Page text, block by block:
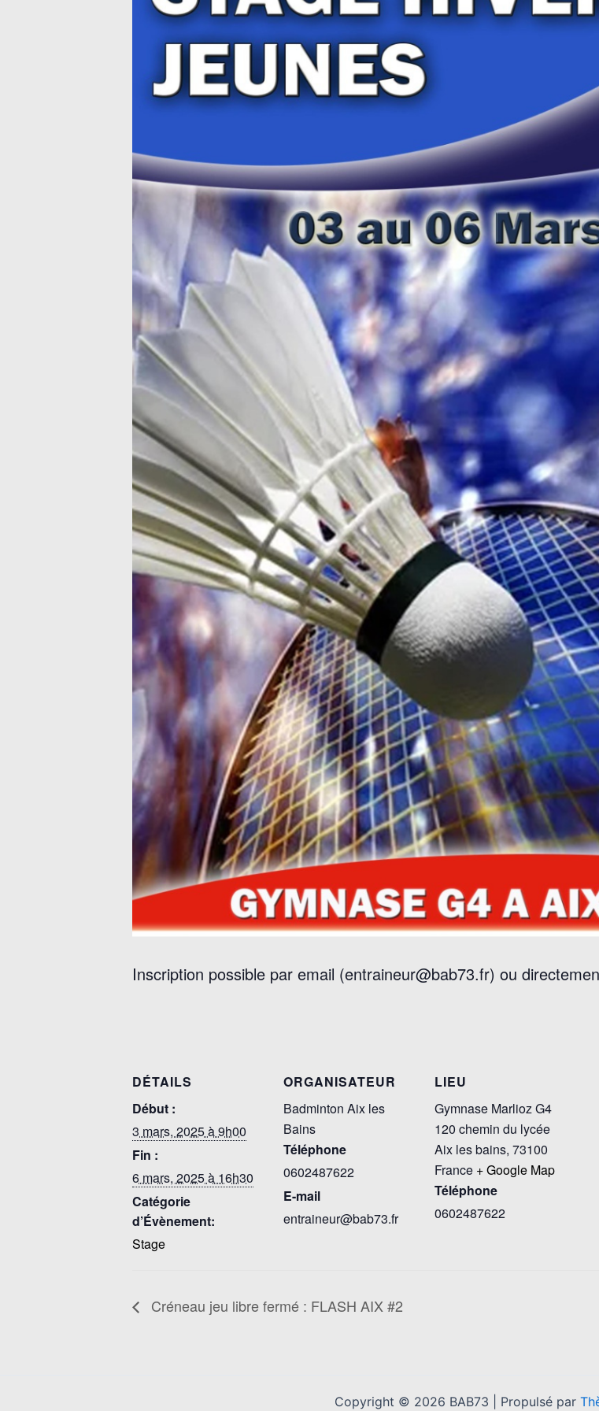
Inscription possible par email (entraineur@bab73.fr) ou
DÉTAILS
Début :
3 mars, 2025 à 9h00
Fin :
6 mars, 2025 à 16h30
Catégorie
d’Évènement:
Stage
ORGANISATEUR
Badminton Aix les
Bains
Téléphone
0602487622
E-mail
entraineur@bab73.fr
LIEU
Gymnase Marlioz G4
120 chemin du lycée
Aix les bains, 73100
France + Google Map
Téléphone
0602487622
Créneau jeu libre fermé : FLASH AIX #2
Copyright © 2026 BAB73 | Propulsé par